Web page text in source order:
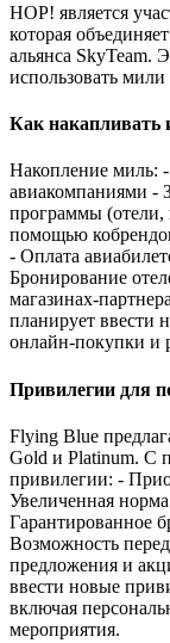
HOP! является
которая
альянса SkyTeam.
использовать
Как накапливать
Накопление миль:
авиакомпаниями -
программы (отели,
помощью
- Оплата
Бронирование
магазинах-
планирует ввести
онлайн-покупки и
Привилегии для
Flying Blue
Gold и Platinum. С
привилегии: -
Увеличенная
Гарантированное
Возможность
предложения и
ввести новые
включая
мероприятия.